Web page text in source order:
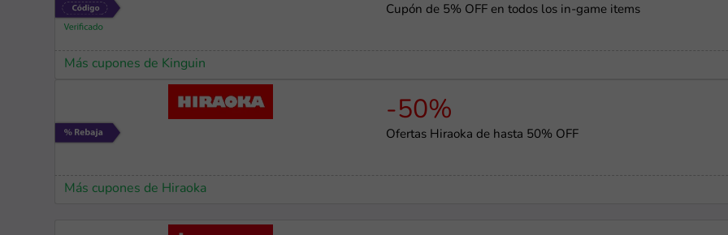
Cupón de 5% OFF en todos los in-game items
Más cupones de Kinguin
-50%
Ofertas Hiraoka de hasta 50% OFF
Más cupones de Hiraoka